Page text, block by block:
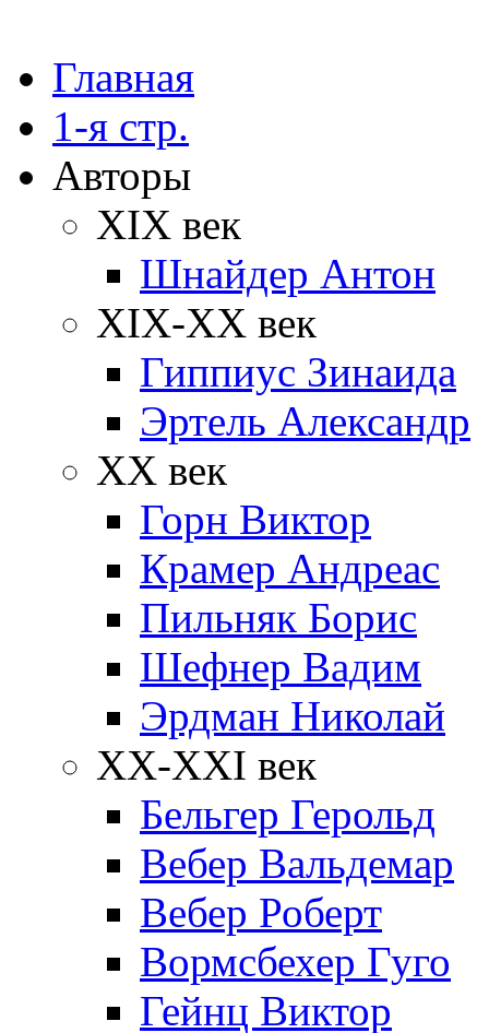
Главная
1-я стр.
Авторы
XIX век
Шнайдер Антон
XIX-XX век
Гиппиус Зинаида
Эртель Александр
XX век
Горн Виктор
Крамер Андреас
Пильняк Борис
Шефнер Вадим
Эрдман Николай
ХХ-XXI век
Бельгер Герольд
Вебер Вальдемар
Вебер Роберт
Вормсбехер Гуго
Гейнц Виктор